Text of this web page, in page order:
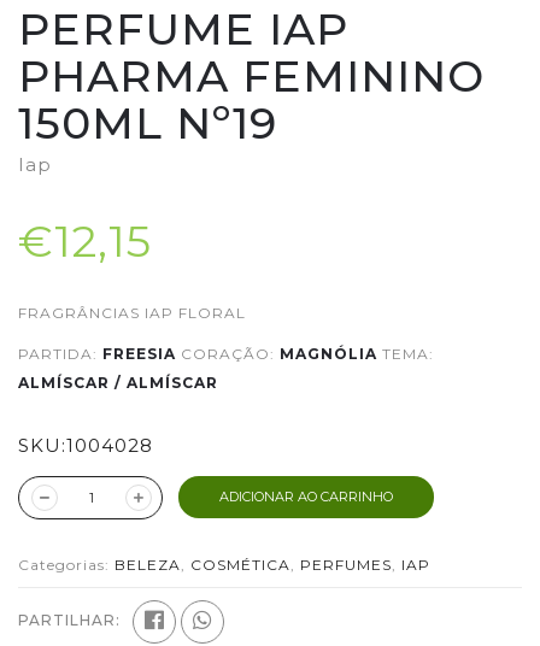
PERFUME IAP
PHARMA FEMININO
150ML Nº19
Iap
€12,15
FRAGRÂNCIAS IAP FLORAL
PARTIDA: FREESIA CORAÇÃO: MAGNÓLIA TEMA:
ALMÍSCAR / ALMÍSCAR
SKU:1004028
ADICIONAR AO CARRINHO
Categorias: BELEZA COSMÉTICA PERFUMES IAP
PARTILHAR: